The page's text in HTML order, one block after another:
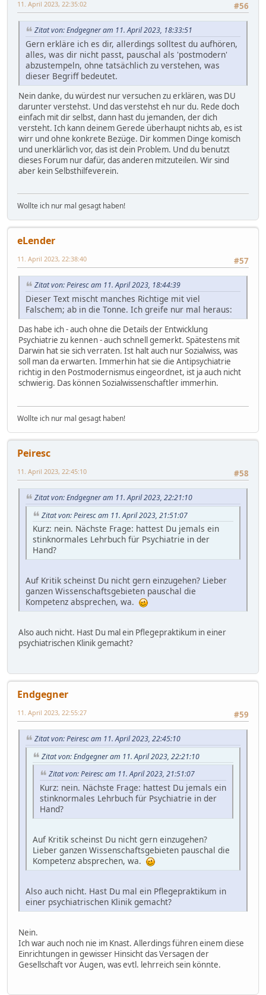
#56
11. April 2023, 22:35:02
Zitat von: Endgegner am 11. April 2023, 18:33:51
Gern erkläre ich es dir, allerdings solltest du aufhören,
alles, was dir nicht passt, pauschal als 'postmodern'
abzustempeln, ohne tatsächlich zu verstehen, was
dieser Begriff bedeutet.
Nein danke, du würdest nur versuchen zu erklären, was DU
darunter verstehst. Und das verstehst eh nur du. Rede doch
einfach mit dir selbst, dann hast du jemanden, der dich
versteht. Ich kann deinem Gerede überhaupt nichts ab, es ist
wirr und ohne konkrete Bezüge. Dir kommen Dinge komisch
und unerklärlich vor, das ist dein Problem. Und du benutzt
dieses Forum nur dafür, das anderen mitzuteilen. Wir sind
aber kein Selbsthilfeverein.
Wollte ich nur mal gesagt haben!
eLender
#57
11. April 2023, 22:38:40
Zitat von: Peiresc am 11. April 2023, 18:44:39
Dieser Text mischt manches Richtige mit viel
Falschem; ab in die Tonne. Ich greife nur mal heraus:
Das habe ich - auch ohne die Details der Entwicklung
Psychiatrie zu kennen - auch schnell gemerkt. Spätestens mit
Darwin hat sie sich verraten. Ist halt auch nur Sozialwiss, was
soll man da erwarten. Immerhin hat sie die Antipsychiatrie
richtig in den Postmodernismus eingeordnet, ist ja auch nicht
schwierig. Das können Sozialwissenschaftler immerhin.
Wollte ich nur mal gesagt haben!
Peiresc
#58
11. April 2023, 22:45:10
Zitat von: Endgegner am 11. April 2023, 22:21:10
Zitat von: Peiresc am 11. April 2023, 21:51:07
Kurz: nein. Nächste Frage: hattest Du jemals ein
stinknormales Lehrbuch für Psychiatrie in der
Hand?
Auf Kritik scheinst Du nicht gern einzugehen? Lieber
ganzen Wissenschaftsgebieten pauschal die
Kompetenz absprechen, wa.
Also auch nicht. Hast Du mal ein Pflegepraktikum in einer
psychiatrischen Klinik gemacht?
Endgegner
#59
11. April 2023, 22:55:27
Zitat von: Peiresc am 11. April 2023, 22:45:10
Zitat von: Endgegner am 11. April 2023, 22:21:10
Zitat von: Peiresc am 11. April 2023, 21:51:07
Kurz: nein. Nächste Frage: hattest Du jemals ein
stinknormales Lehrbuch für Psychiatrie in der
Hand?
Auf Kritik scheinst Du nicht gern einzugehen?
Lieber ganzen Wissenschaftsgebieten pauschal die
Kompetenz absprechen, wa.
Also auch nicht. Hast Du mal ein Pflegepraktikum in
einer psychiatrischen Klinik gemacht?
Nein.
Ich war auch noch nie im Knast. Allerdings führen einem diese
Einrichtungen in gewisser Hinsicht das Versagen der
Gesellschaft vor Augen, was evtl. lehrreich sein könnte.